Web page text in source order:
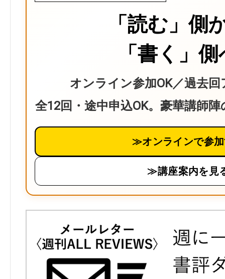
「読む」側
「書く」
オンライン参加OK／過去
全12回・途中申込OK。豪華講師
≫オンラインで参
≫講座案内を見